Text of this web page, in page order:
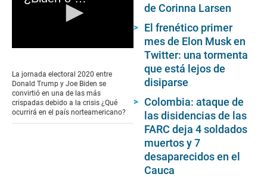
of
4
minutes,
25
seconds
La jornada electoral 2020 entre
Donald Trump y Joe Biden se
convirtió en una de las más
crispadas debido a la crisis ¿Qué
ocurrirá en el país norteamericano?
de Corinna Larsen
El frenético primer
mes de Elon Musk en
Twitter: una tormenta
que está lejos de
disiparse
Colombia: ataque de
las disidencias de las
FARC deja 4 soldados
muertos y 7
desaparecidos en el
Cauca